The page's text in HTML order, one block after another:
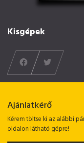
Kisgépek
Ajánlatkérő
Kérem töltse ki az alábbi
oldalon látható gépre!